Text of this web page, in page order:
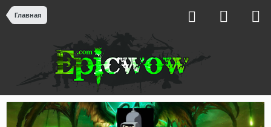
Главная